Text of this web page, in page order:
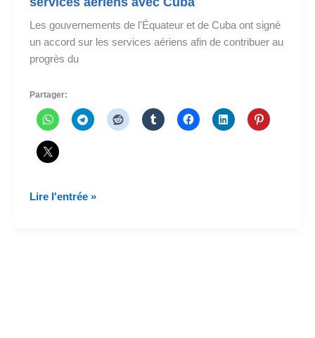
Les gouvernements de l'Équateur et de Cuba ont signé
un accord sur les services aériens afin de contribuer au
progrès du
Partager:
L'Équateur
Lire l'entrée »